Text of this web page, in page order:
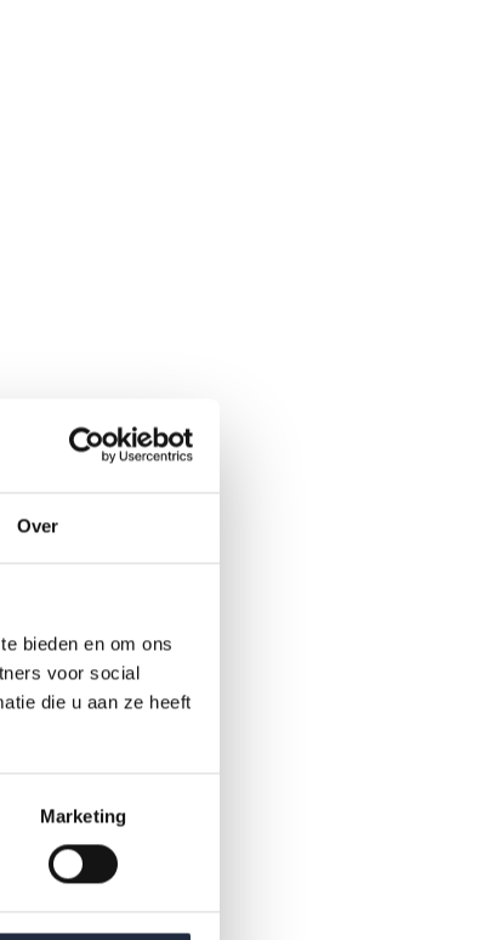
Over
bieden en om ons
voor social
die u aan ze heeft
Marketing